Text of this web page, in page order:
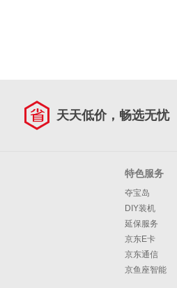
天天低价，畅选无忧
特色服务
夺宝岛
DIY装机
延保服务
京东E卡
京东通信
京鱼座智能